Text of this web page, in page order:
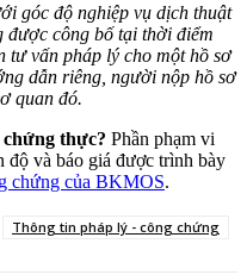
góc độ nghiệp vụ dịch thuật
được công bố tại thời điểm
tư vấn pháp lý cho một hồ sơ
dẫn riêng, người nộp hồ sơ
quan đó.
thực? Phần phạm vi
độ và báo giá được trình bày
chứng của BKMOS.
Thông tin pháp lý - công chứng